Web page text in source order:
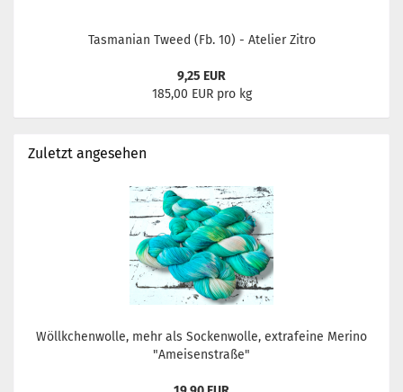
Tasmanian Tweed (Fb. 10) - Atelier Zitro
9,25 EUR
185,00 EUR pro kg
Zuletzt angesehen
Wöllkchenwolle, mehr als Sockenwolle, extrafeine Merino
"Ameisenstraße"